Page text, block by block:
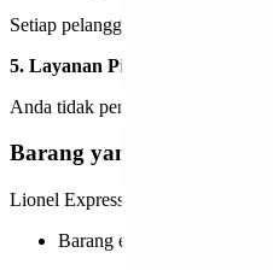
Setiap pelanggan dapat
5. Layanan Pick Up Area
Anda tidak perlu repot datang ke
Barang yang Bisa Dikirim
Lionel Express melayani
Barang elektronik